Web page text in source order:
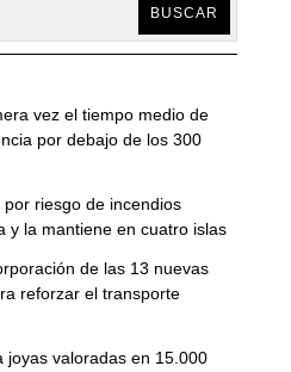
BUSCAR
vez el tiempo medio de
por debajo de los 300
riesgo de incendios
y la mantiene en cuatro islas
de las 13 nuevas
reforzar el transporte
joyas valoradas en 15.000